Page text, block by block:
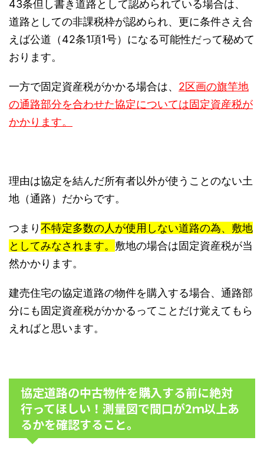
43条但し書き道路として認められている場合は、
道路としての非課税枠が認められ、更に条件さえ合
えば公道（42条1項1号）になる可能性だって秘めて
おります。
一方で固定資産税がかかる場合は、 2区画の旗竿地
の通路部分を合わせた協定については固定資産税が
かかります。
理由は協定を結んだ所有者以外が使うことのない土
地（通路）だからです。
つまり不特定多数の人が使用しない道路の為、敷地
としてみなされます。 敷地の場合は固定資産税が当
然かかります。
建売住宅の協定道路の物件を購入する場合、通路部
分にも固定資産税がかかるってことだけ覚えてもら
えればと思います。
協定道路の中古物件を購入する前に絶対
行ってほしい！測量図で間口が2ｍ以上あ
るかを確認すること。